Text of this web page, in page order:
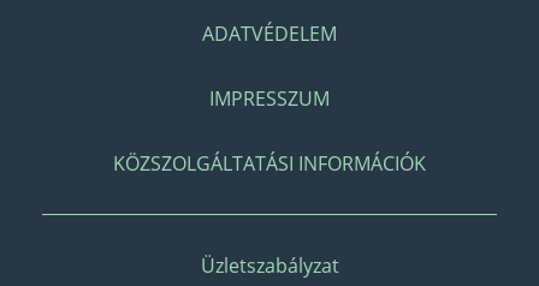
ADATVÉDELEM
IMPRESSZUM
KÖZSZOLGÁLTATÁSI INFORMÁCIÓK
Üzletszabályzat